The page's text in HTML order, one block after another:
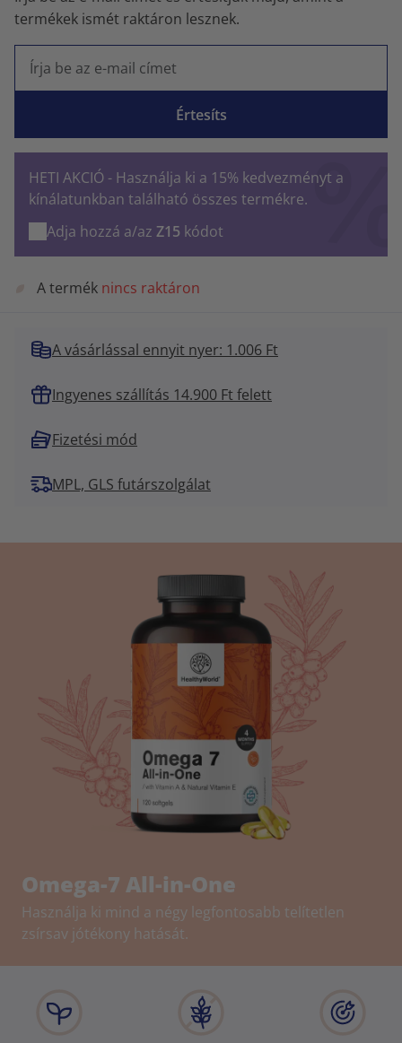
termékek ismét raktáron lesznek.
Értesíts
HETI AKCIÓ - Használja ki a 15% kedvezményt a
kínálatunkban található összes termékre.
Adja hozzá a/az Z15 kódot
A termék nincs raktáron
A vásárlással ennyit nyer: 1.006 Ft
Ingyenes szállítás 14.900 Ft felett
Fizetési mód
MPL, GLS futárszolgálat
Omega-7 All-in-One
Használja ki mind a négy legfontosabb telítetlen
zsírsav jótékony hatását.